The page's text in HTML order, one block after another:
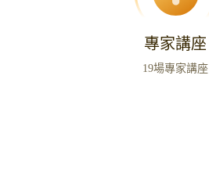
專家講座
19場專家講座